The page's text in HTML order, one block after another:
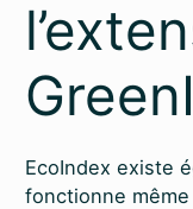
EcoIndex existe
fonctionne